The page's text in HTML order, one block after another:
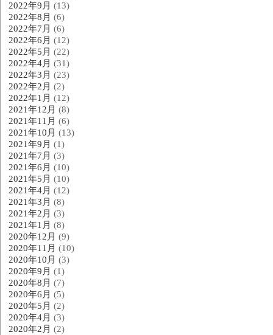
2022年9月 (13)
2022年8月 (6)
2022年7月 (6)
2022年6月 (12)
2022年5月 (22)
2022年4月 (31)
2022年3月 (23)
2022年2月 (2)
2022年1月 (12)
2021年12月 (8)
2021年11月 (6)
2021年10月 (13)
2021年9月 (1)
2021年7月 (3)
2021年6月 (10)
2021年5月 (10)
2021年4月 (12)
2021年3月 (8)
2021年2月 (3)
2021年1月 (8)
2020年12月 (9)
2020年11月 (10)
2020年10月 (3)
2020年9月 (1)
2020年8月 (7)
2020年6月 (5)
2020年5月 (2)
2020年4月 (3)
2020年2月 (2)